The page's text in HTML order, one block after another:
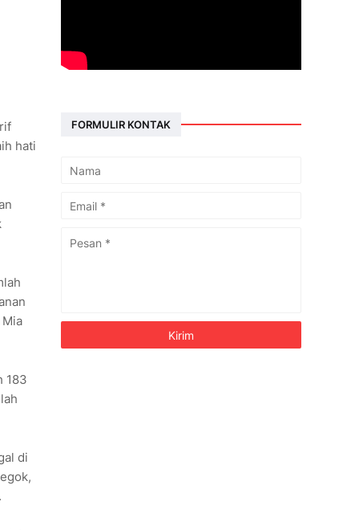
hati
183
di
FORMULIR KONTAK